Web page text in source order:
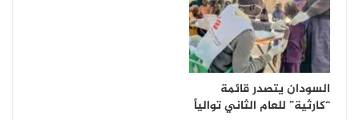
السودان يتصدر قائمة
“كارثية” للعام الثاني توالياً